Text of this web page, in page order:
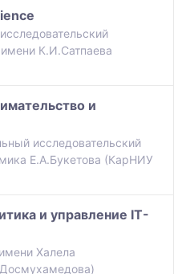
имени К.И.Сатпаева
и
исследовательский
Е.А.Букетова (КарНИУ
и управление IT-
Халела